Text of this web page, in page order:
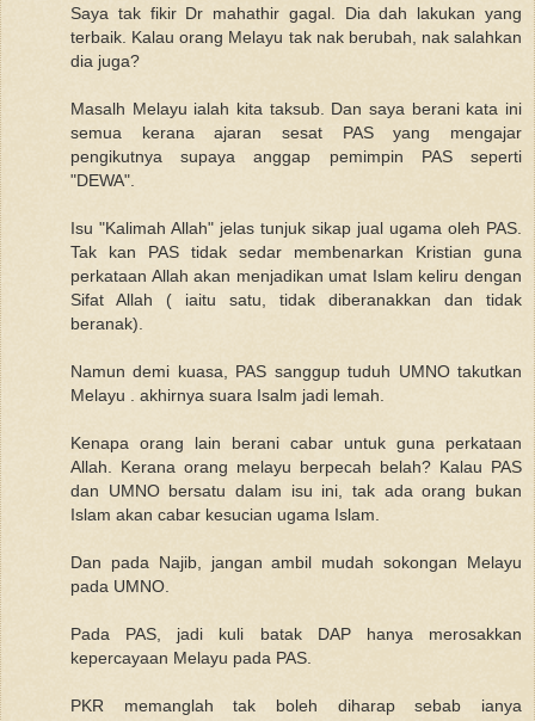
Saya tak fikir Dr mahathir gagal. Dia dah lakukan yang
terbaik. Kalau orang Melayu tak nak berubah, nak salahkan
dia juga?
Masalh Melayu ialah kita taksub. Dan saya berani kata ini
semua kerana ajaran sesat PAS yang mengajar
pengikutnya supaya anggap pemimpin PAS seperti
"DEWA".
Isu "Kalimah Allah" jelas tunjuk sikap jual ugama oleh PAS.
Tak kan PAS tidak sedar membenarkan Kristian guna
perkataan Allah akan menjadikan umat Islam keliru dengan
Sifat Allah ( iaitu satu, tidak diberanakkan dan tidak
beranak).
Namun demi kuasa, PAS sanggup tuduh UMNO takutkan
Melayu . akhirnya suara Isalm jadi lemah.
Kenapa orang lain berani cabar untuk guna perkataan
Allah. Kerana orang melayu berpecah belah? Kalau PAS
dan UMNO bersatu dalam isu ini, tak ada orang bukan
Islam akan cabar kesucian ugama Islam.
Dan pada Najib, jangan ambil mudah sokongan Melayu
pada UMNO.
Pada PAS, jadi kuli batak DAP hanya merosakkan
kepercayaan Melayu pada PAS.
PKR memanglah tak boleh diharap sebab ianya